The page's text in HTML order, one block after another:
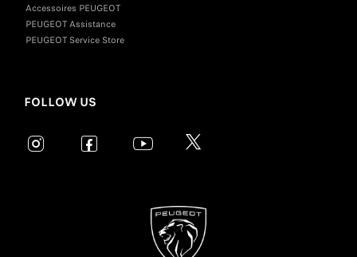
Accessoires PEUGEOT
PEUGEOT Assistance
PEUGEOT Service Store
FOLLOW US